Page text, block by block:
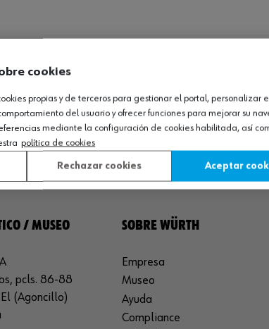
/ MUSEO
pcls. 86-88
(Agoncillo)
SOBRE WÜRTH
Empresa
Museo
Ayuda
Compliance
cookies
propias y de terceros para gestionar el portal, personalizar
del usuario y ofrecer funciones para mejorar su
mediante la configuración de cookies habilitada, así
política de cookies
Rechazar cookies Aceptar